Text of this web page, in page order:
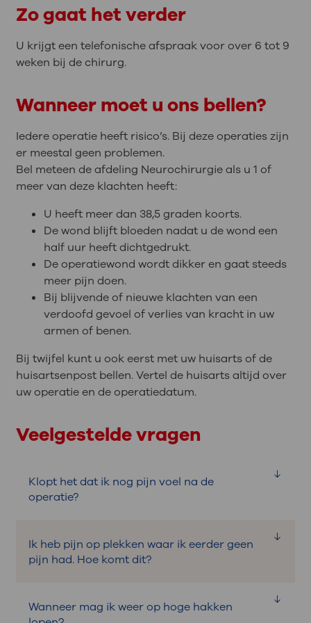
Zo gaat het verder
U krijgt een telefonische afspraak voor over 6 tot 9
weken bij de chirurg.
Wanneer moet u ons bellen?
Iedere operatie heeft risico’s. Bij deze operaties zijn
er meestal geen problemen.
Bel meteen de afdeling Neurochirurgie als u 1 of
meer van deze klachten heeft:
U heeft meer dan 38,5 graden koorts.
De wond blijft bloeden nadat u de wond een
half uur heeft dichtgedrukt.
De operatiewond wordt dikker en gaat steeds
meer pijn doen.
Bij blijvende of nieuwe klachten van een
verdoofd gevoel of verlies van kracht in uw
armen of benen.
Bij twijfel kunt u ook eerst met uw huisarts of de
huisartsenpost bellen. Vertel de huisarts altijd over
uw operatie en de operatiedatum.
Veelgestelde vragen
Klopt het dat ik nog pijn voel na de
operatie?
Na de operatie duurt het vaak nog 6 tot 8
weken voordat de zenuw is hersteld.
operatie. De pijn zal langzaam minder
worden.
Ik heb pijn op plekken waar ik eerder geen
pijn had. Hoe komt dit?
bovenbenen of billen en kramp of pijn in
Wanneer mag ik weer op hoge hakken